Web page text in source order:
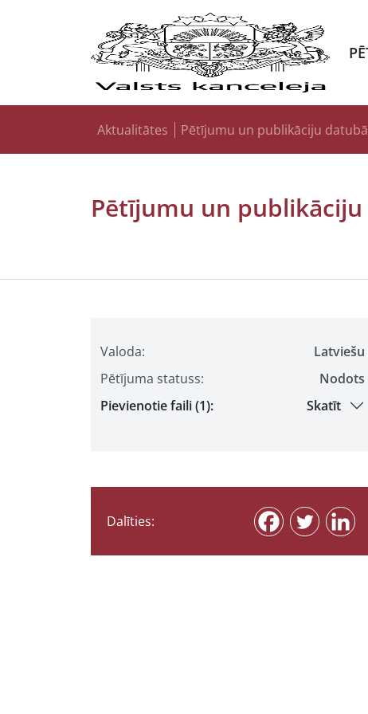
Aktualitātes Pētījumu un publikāciju
Pētījumu un
Valoda:
Latviešu
Pētījuma statuss:
Nodots
Pievienotie faili (1):
Skatīt
Dalīties: